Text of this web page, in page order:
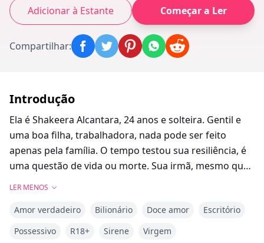
Adicionar à Estante Começar a Ler
Compartilhar:
Introdução
Ela é Shakeera Alcantara, 24 anos e solteira. Gentil e
uma boa filha, trabalhadora, nada pode ser feito
apenas pela família. O tempo testou sua resiliência, é
uma questão de vida ou morte. Sua irmã, mesmo que
mundo secreto, onde havia um comércio de mulheres
em andamento. Uma organização clandestina onde os
LER MENOS
Amor verdadeiro Bilionário Doce amor
Escritório
Possessivo
R18+ Sirene Virgem